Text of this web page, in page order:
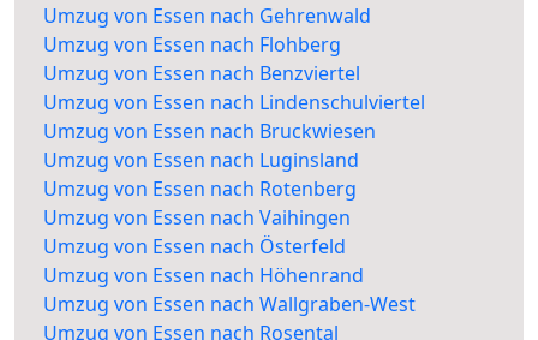
Umzug von Essen nach Gehrenwald
Umzug von Essen nach Flohberg
Umzug von Essen nach Benzviertel
Umzug von Essen nach Lindenschulviertel
Umzug von Essen nach Bruckwiesen
Umzug von Essen nach Luginsland
Umzug von Essen nach Rotenberg
Umzug von Essen nach Vaihingen
Umzug von Essen nach Österfeld
Umzug von Essen nach Höhenrand
Umzug von Essen nach Wallgraben-West
Umzug von Essen nach Rosental